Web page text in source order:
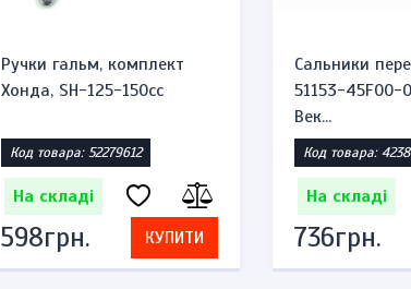
Ручки гальм, комплект
Хонда, SH-125-150cc
Код товара: 52279612
На складі
598грн. КУПИТИ
Сальники
51153-45F00-
Век...
Код товара:
На складі
736грн.